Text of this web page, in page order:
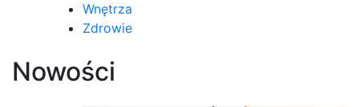
Wnętrza
Zdrowie
Nowości